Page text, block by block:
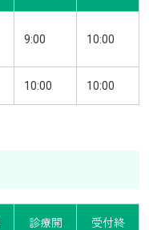
9:00 10:00
10:00 10:00
診療開
受付終